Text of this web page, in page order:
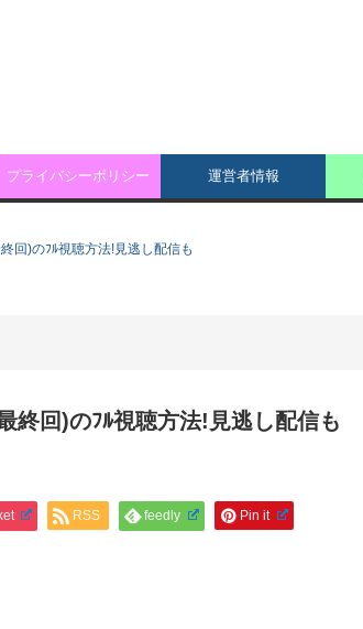
プライバシーポリシー 運営者情報
回)のﾌﾙ視聴方法!見逃し配信も
終回)のﾌﾙ視聴方法!見逃し配信も
RSS feedly Pin it